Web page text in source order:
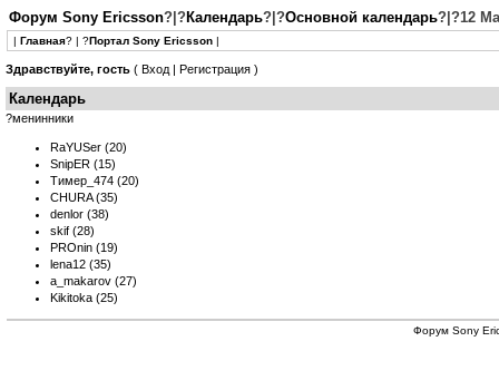
Форум Sony Ericsson?|? Календарь?|?Основной календарь?|?12
| Главная? | ?Портал Sony Ericsson |
Здравствуйте, гость ( Вход | Регистрация )
Календарь
?менинники
RaYUSer (20)
SnipER (15)
Тимер_474 (20)
CHURA(35)
denlor (38)
skif (28)
PROnin (19)
lena12 (35)
a_makarov (27)
Kikitoka (25)
Форум Sony